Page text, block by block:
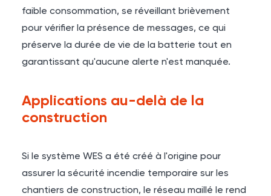
faible consommation, se réveillant brièvement
pour vérifier la présence de messages, ce qui
préserve la durée de vie de la batterie tout en
garantissant qu'aucune alerte n'est manquée.
Applications au-delà de la
construction
Si le système WES a été créé à l'origine pour
assurer la sécurité incendie temporaire sur les
chantiers de construction, le réseau maillé le rend